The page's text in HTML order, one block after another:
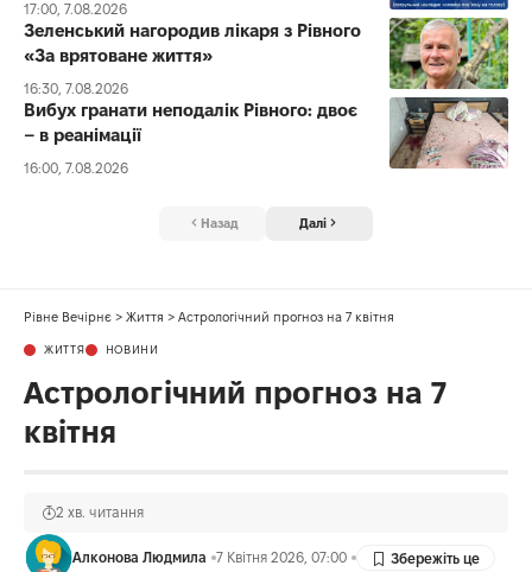
17:00, 7.08.2026
Зеленський нагородив лікаря з Рівного
«За врятоване життя»
16:30, 7.08.2026
Вибух гранати неподалік Рівного: двоє
– в реанімації
16:00, 7.08.2026
Назад Далі
Рівне Вечірнє > Життя > Астрологічний прогноз на 7 квітня
ЖИТТЯ НОВИНИ
Астрологічний прогноз на 7
квітня
Алконова Людмила 7 Квітня 2026, 07:00
2 хв. читання